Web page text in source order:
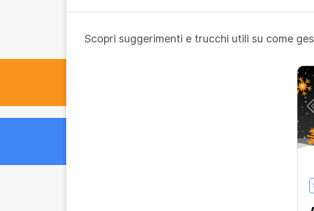
Scopri suggerimenti e trucchi utili su come